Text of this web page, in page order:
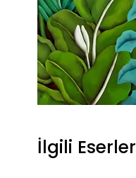
İlgili Eserler